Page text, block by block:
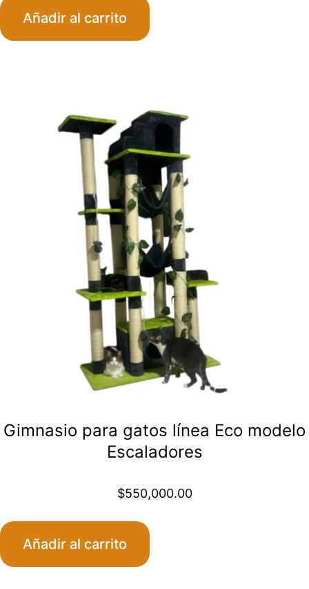
Añadir al carrito
Gimnasio para gatos línea Eco modelo
Escaladores
$550,000.00
Añadir al carrito